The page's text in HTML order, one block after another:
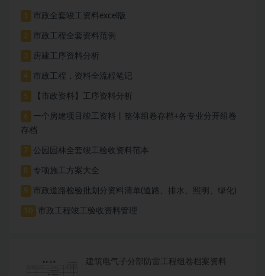
1 市政全套竣工资料excel版
2 市政工程全套资料范例
3 房建工序资料分析
4 市政工程，资料全流程笔记
5 【市政资料】工序资料分析
6
一个房建项目竣工资料丨整体组卷存档+各专业分开组卷
存档
7 公园园林全套竣工验收资料范本
8 专项施工方案大全
9 市政道路检验批划分资料清单(道路、排水、照明、绿化)
10 市政工程竣工验收资料管理
建筑电气子分部防雷工程组卷档案资料